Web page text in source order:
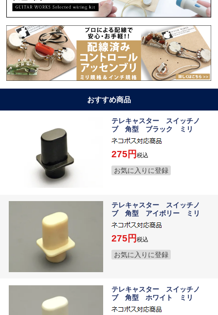
おすすめ商品
テレキャスター スイッチノ
ブ 角型 ブラック ミリ
275 税込
お気に入りに登録
テレキャスター スイッチノ
ブ 角型 アイボリー ミリ
275 税込
お気に入りに登録
テレキャスター スイッチノ
ブ 角型 ホワイト ミリ